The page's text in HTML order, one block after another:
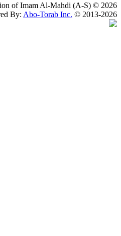
Foundation of Imam Al-Mahdi
v1.0, Powered By:Abo-Torab Inc.©